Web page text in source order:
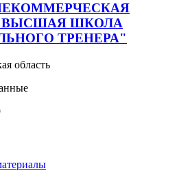
ШКОЛА
ТРЕНЕРА"
область